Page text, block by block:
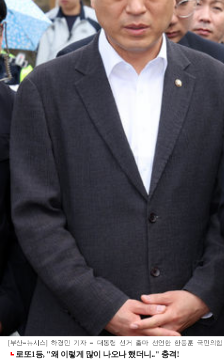
[부산=뉴시스] 하경민 기자 = 대통령 선거 출마 선언한 한동훈 국민의